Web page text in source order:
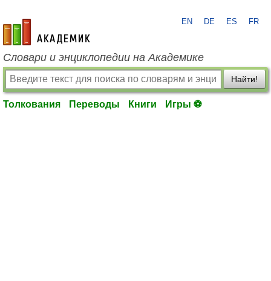
academic.ru
EN DE ES FR
Словари и энциклопедии на Академике
Найти!
Толкования Переводы Книги Игры ⚽